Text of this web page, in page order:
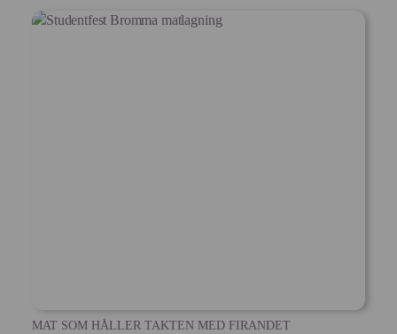
MAT SOM HÅLLER TAKTEN MED FIRANDET